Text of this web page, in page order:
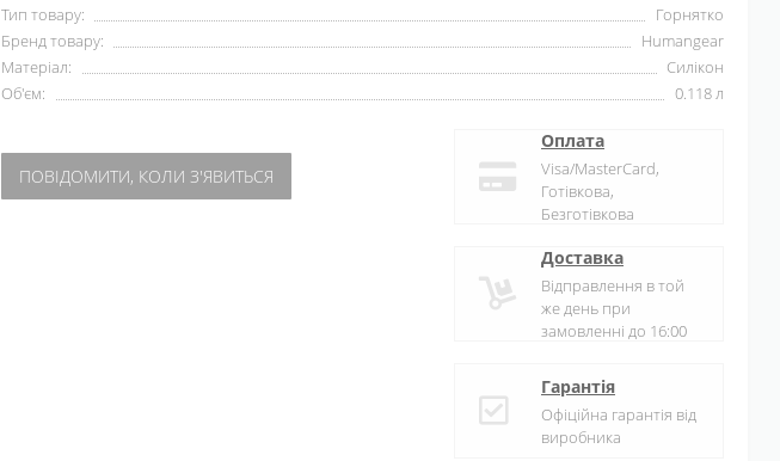
Тип товару:
Горнятко
Бренд товару:
Humangear
Матеріал:
Силікон
Об'єм:
0.118 л
ПОВІДОМИТИ, КОЛИ З'ЯВИТЬСЯ
Оплата
Visa/MasterCard,
Готівкова,
Безготівкова
Доставка
Відправлення в той
же день при
замовленні до 16:00
Гарантія
Офіційна гарантія від
виробника